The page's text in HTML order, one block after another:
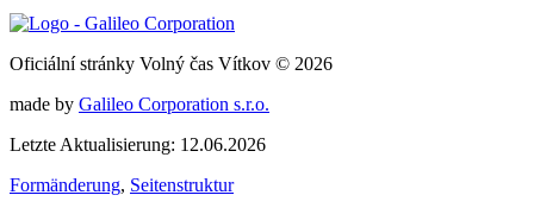
Oficiální stránky Volný čas Vítkov © 2026
made by Galileo Corporation s.r.o.
Letzte Aktualisierung: 12.06.2026
Formänderung, Seitenstruktur